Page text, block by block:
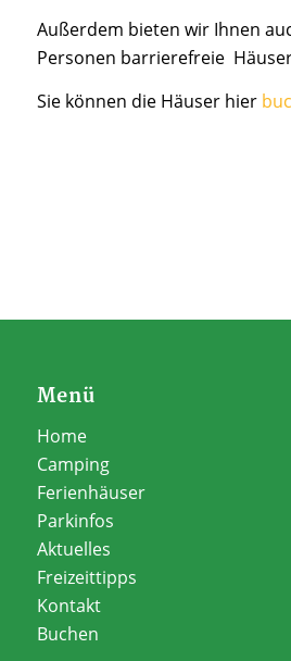
Außerdem bieten wir Ihnen
Personen barrierefreie
Sie können die Häuser hier
Menü
Home
Camping
Ferienhäuser
Parkinfos
Aktuelles
Freizeittipps
Kontakt
Buchen